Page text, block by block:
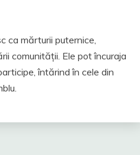
ca mărturii puternice,
comunității. Ele pot încuraja
întărind în cele din